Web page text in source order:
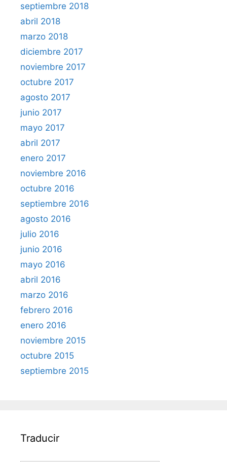
septiembre 2018
abril 2018
marzo 2018
diciembre 2017
noviembre 2017
octubre 2017
agosto 2017
junio 2017
mayo 2017
abril 2017
enero 2017
noviembre 2016
octubre 2016
septiembre 2016
agosto 2016
julio 2016
junio 2016
mayo 2016
abril 2016
marzo 2016
febrero 2016
enero 2016
noviembre 2015
octubre 2015
septiembre 2015
Traducir